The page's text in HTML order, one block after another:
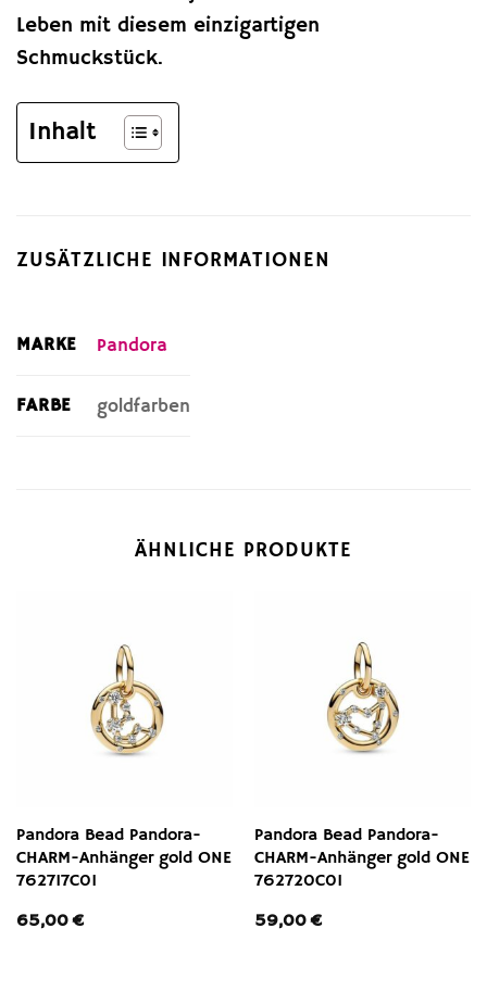
Leben mit diesem einzigartigen
Schmuckstück.
Inhalt
ZUSÄTZLICHE INFORMATIONEN
MARKE Pandora
FARBE goldfarben
ÄHNLICHE PRODUKTE
Pandora Bead Pandora-
CHARM-Anhänger gold ONE
762717C01
65,00€
Pandora Bead Pandora-
CHARM-Anhänger gold ONE
762720C01
59,00€